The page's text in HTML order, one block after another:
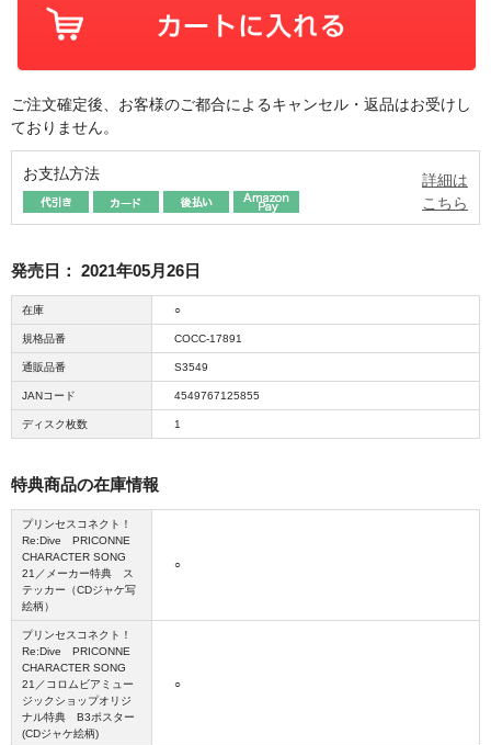
ご注文確定後、お客様のご都合によるキャンセル・返品はお受けし
ておりません。
お支払方法
詳細は
こちら
発売日： 2021年05月26日
在庫 ○
規格品番 COCC-17891
通販品番 S3549
JANコード 4549767125855
ディスク枚数 1
特典商品の在庫情報
プリンセスコネクト！
Re:Dive PRICONNE
CHARACTER SONG
21／メーカー特典 ス
テッカー（CDジャケ写
絵柄）
○
プリンセスコネクト！
Re:Dive PRICONNE
CHARACTER SONG
21／コロムビアミュー
ジックショップオリジ
ナル特典 B3ポスター
(CDジャケ絵柄)
○